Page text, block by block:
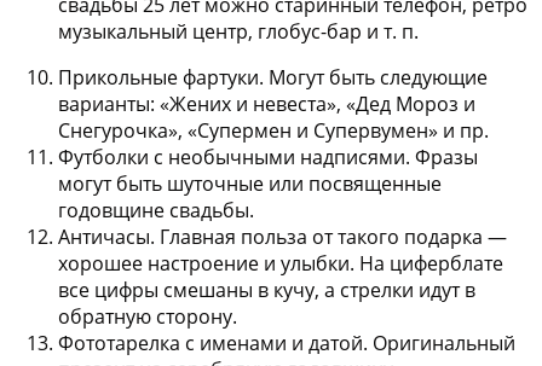
музыкальный центр, глобус-бар и т. п.
Прикольные фартуки. Могут быть следующие
варианты: «Жених и невеста», «Дед Мороз и
Снегурочка», «Супермен и Супервумен» и пр.
Футболки с необычными надписями. Фразы
могут быть шуточные или посвященные
годовщине свадьбы.
Античасы. Главная польза от такого подарка —
хорошее настроение и улыбки. На циферблате
все цифры смешаны в кучу, а стрелки идут в
обратную сторону.
Фототарелка с именами и датой. Оригинальный